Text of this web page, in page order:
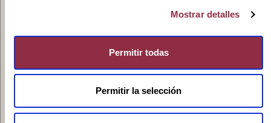
Mostrar detalles
Permitir todas
Permitir la selección
Actualidad